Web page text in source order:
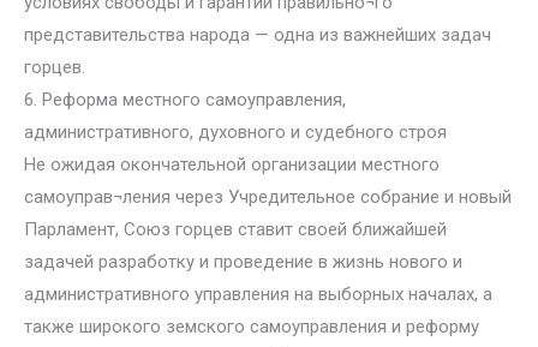
представительства народа — одна из важнейших задач
горцев.
6. Реформа местного самоуправления,
административного, духовного и судебного строя
Не ожидая окончательной организации местного
самоуправ¬ления через Учредительное собрание и новый
Парламент, Союз горцев ставит своей ближайшей
задачей разработку и проведение в жизнь нового и
административного управления на выборных началах, а
также широкого земского самоуправления и реформу